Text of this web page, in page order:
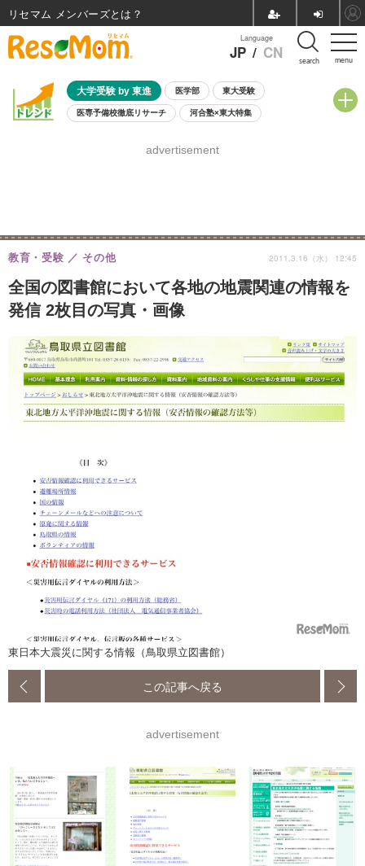
menu
Language
JP / CN search
大学受験 by 東進 医学部 東大受験
医専予備校徹底リサーチ 河合塾×東大特集
8月開催学校説明会・相談会
advertisement
全国の図書館において各地の地震関連の情報を
発信 2枚目の写真・画像
教育・受験 その他 2011.3.16（水） 12:45
東日本大震災に関する情報（鳥取県立図書館）
この記事へ戻る
advertisement
リセマム メンバーズ